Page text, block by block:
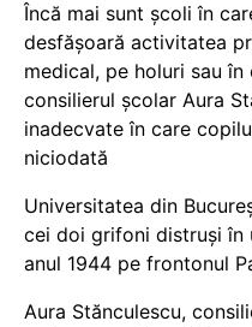
Încă mai sunt școli în
desfășoară activitatea
medical, pe holuri sau
consilierul școlar Aura
inadecvate în care
niciodată
Universitatea din
cei doi grifoni distruși în
anul 1944 pe frontonul
Aura Stănculescu,